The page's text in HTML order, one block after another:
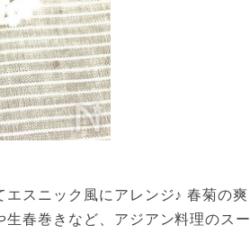
スニック風にアレンジ♪ 春菊の爽
春巻きなど、アジアン料理のスー